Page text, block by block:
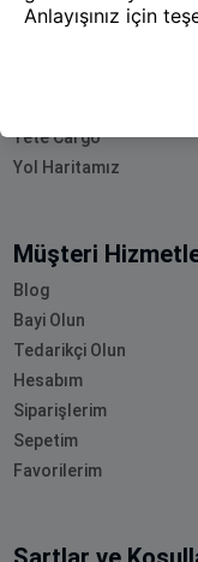
Hakkımızda
Yete Cargo
Yol Haritamız
Müşteri
Blog
Bayi Olun
Tedarikçi Olun
Hesabım
Siparişlerim
Sepetim
Favorilerim